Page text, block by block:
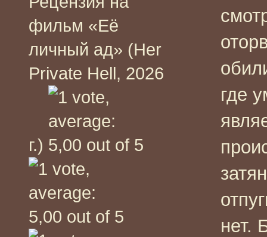
фильм «Её
личный ад» (Her
Private Hell, 2026
г.)
где
нет.